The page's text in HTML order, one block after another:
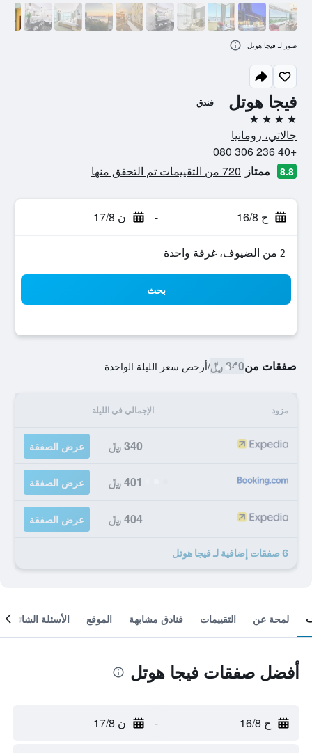
فيجا هوتل فندق
4 نجوم
جالاتي، رومانيا
+40 236 306 080
8.8 ممتاز 720 من التقييمات تم التحقق منها
ح 16/8 - ن 17/8
2 من الضيوف، غرفة واحدة
بحث
صفقات من340 ﷼ /أرخص سعر الليلة الواحدة
مزود الإجمالي في الليلة
340 ﷼ عرض الصفقة
401 ﷼ عرض الصفقة
404 ﷼ عرض الصفقة
6 صفقات إضافية لـ فيجا هوتل
صور لـ فيجا هوتل
لمحة عن التقييمات فنادق مشابهة الموقع الأسئلة الشائعة
أفضل صفقات فيجا هوتل
ح 16/8 - ن 17/8